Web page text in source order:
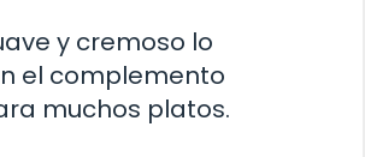
y cremoso lo
el complemento
muchos platos.